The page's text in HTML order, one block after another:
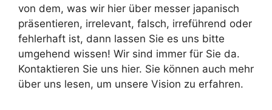
von dem, was wir hier über messer japanisch
präsentieren, irrelevant, falsch, irreführend oder
fehlerhaft ist, dann lassen Sie es uns bitte
umgehend wissen! Wir sind immer für Sie da.
Kontaktieren Sie uns hier. Sie können auch mehr
über uns lesen, um unsere Vision zu erfahren.